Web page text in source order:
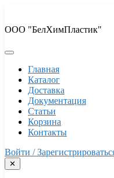
содержимому
ООО "БелХимПластик"
Главная
Каталог
Доставка
Документация
Статьи
Корзина
Контакты
Войти /
✕